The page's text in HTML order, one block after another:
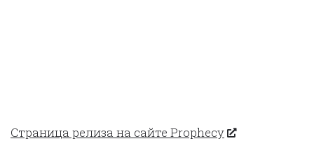
Страница релиза на сайте Prophecy